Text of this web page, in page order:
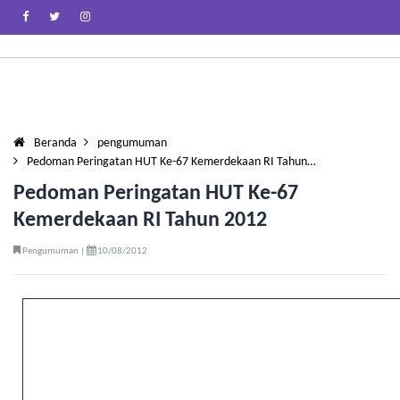
Beranda
pengumuman
Pedoman Peringatan HUT Ke-67 Kemerdekaan RI Tahun…
Pedoman Peringatan HUT Ke-67
Kemerdekaan RI Tahun 2012
Pengumuman | 10/08/2012